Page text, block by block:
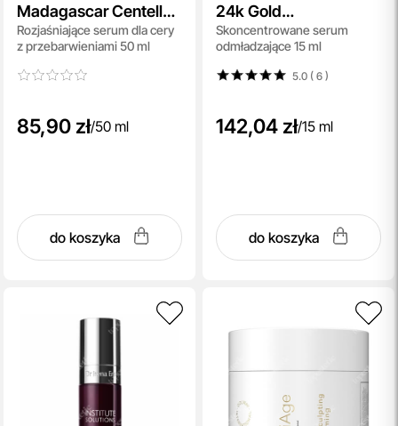
Madagascar Centella
Tone Brightening
Capsule Ampoule
Rozjaśniające serum dla cery
z przebarwieniami 50 ml
85,90 zł/50 ml
do koszyka
24k Gold
Concentrated Anti Age
Serum Booster
Skoncentrowane serum
odmładzające 15 ml
5.0 ( 6)
142,04 zł/15 ml
do koszyka